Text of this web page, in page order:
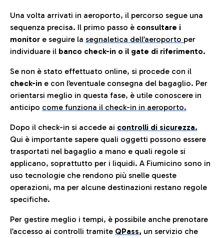
Una volta arrivati in aeroporto, il percorso segue una
sequenza precisa. Il primo passo è consultare i
monitor e seguire la segnaletica dell’aeroporto per
individuare il banco check-in o il gate di riferimento.
Se non è stato effettuato online, si procede con il
check-in e con l’eventuale consegna del bagaglio. Per
orientarsi meglio in questa fase, è utile conoscere in
anticipo come funziona il check-in in aeroporto.
Dopo il check-in si accede ai controlli di sicurezza.
Qui è importante sapere quali oggetti possono essere
trasportati nel bagaglio a mano e quali regole si
applicano, soprattutto per i liquidi. A Fiumicino sono in
uso tecnologie che rendono più snelle queste
operazioni, ma per alcune destinazioni restano regole
specifiche.
Per gestire meglio i tempi, è possibile anche prenotare
l’accesso ai controlli tramite QPass, un servizio che